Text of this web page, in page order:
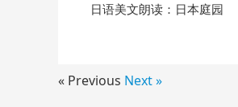
日语美文朗读：日本庭园
« Previous Next »